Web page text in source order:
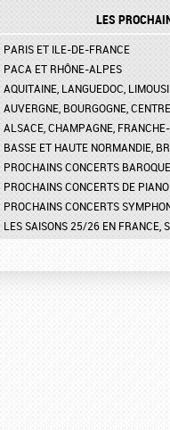
LES
PARIS ET ILE-DE-FRANCE
PACA ET RHÔNE-ALPES
AQUITAINE, LANGUEDOC,
AUVERGNE, BOURGOGNE, CENTRE
ALSACE, CHAMPAGNE,
BASSE ET HAUTE NORMANDIE,
PROCHAINS CONCERTS
PROCHAINS CONCERTS DE PIANO
PROCHAINS CONCERTS
LES SAISONS 25/26 EN FRANCE,